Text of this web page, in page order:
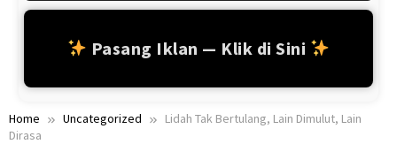
Pasang Iklan — Klik di Sini
Home Uncategorized
Lidah Tak Bertulang, Lain Dimulut, Lain
Dirasa